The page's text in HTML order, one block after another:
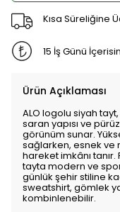
Kısa Süreliğine
15 İş Günü
Ürün Açıklaması
ALO logolu siyah
saran yapısı ve
görünüm sunar.
sağlarken, esnek ve
hareket imkânı
tayta modern ve
günlük şehir stiline
sweatshirt, gömlek
kombinlenebilir.